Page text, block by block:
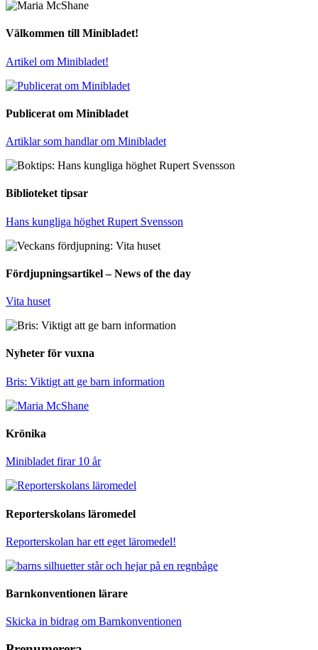
Välkommen till Minibladet!
Artikel om Minibladet!
Publicerat om Minibladet
Artiklar som handlar om Minibladet
Biblioteket tipsar
Hans kungliga höghet Rupert Svensson
Fördjupningsartikel – News of the day
Vita huset
Nyheter för vuxna
Bris: Viktigt att ge barn information
Krönika
Minibladet firar 10 år
Reporterskolans läromedel
Reporterskolan har ett eget läromedel!
Barnkonventionen lärare
Skicka in bidrag om Barnkonventionen